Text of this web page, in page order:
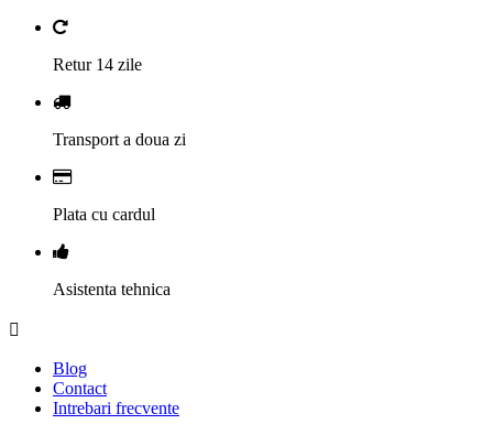
Retur 14 zile
Transport a doua zi
Plata cu cardul
Asistenta tehnica

Blog
Contact
Intrebari frecvente